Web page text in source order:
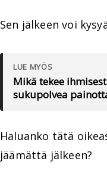
Sen jälkeen voi
LUE MYÖS
Mikä tekee
sukupolvea
Haluanko tätä
jäämättä jälkeen?